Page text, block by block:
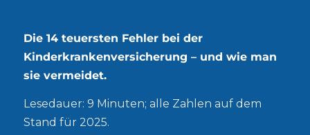
Die 14 teuersten Fehler bei der
Kinderkrankenversicherung – und wie man
sie vermeidet.
Lesedauer: 9 Minuten; alle Zahlen auf dem
Stand für 2025.